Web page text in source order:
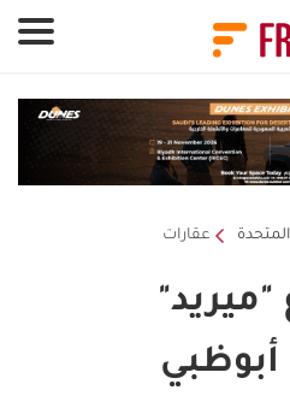
المتحدة عقارات
أبوظبي
لوحة إدارة ملفات تعريف الارتباط